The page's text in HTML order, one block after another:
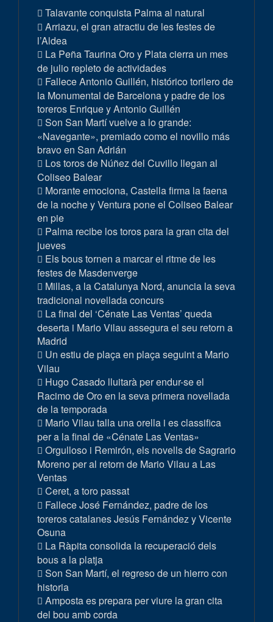
Talavante conquista Palma al natural
Arriazu, el gran atractiu de les festes de
l’Aldea
La Peña Taurina Oro y Plata cierra un mes
de julio repleto de actividades
Fallece Antonio Guillén, histórico torilero de
la Monumental de Barcelona y padre de los
toreros Enrique y Antonio Guillén
Son San Martí vuelve a lo grande:
«Navegante», premiado como el novillo más
bravo en San Adrián
Los toros de Núñez del Cuvillo llegan al
Coliseo Balear
Morante emociona, Castella firma la faena
de la noche y Ventura pone el Coliseo Balear
en pie
Palma recibe los toros para la gran cita del
jueves
Els bous tornen a marcar el ritme de les
festes de Masdenverge
Millas, a la Catalunya Nord, anuncia la seva
tradicional novellada concurs
La final del ‘Cénate Las Ventas’ queda
deserta i Mario Vilau assegura el seu retorn a
Madrid
Un estiu de plaça en plaça seguint a Mario
Vilau
Hugo Casado lluitarà per endur-se el
Racimo de Oro en la seva primera novellada
de la temporada
Mario Vilau talla una orella i es classifica
per a la final de «Cénate Las Ventas»
Orgulloso i Remirón, els novells de Sagrario
Moreno per al retorn de Mario Vilau a Las
Ventas
Ceret, a toro passat
Fallece José Fernández, padre de los
toreros catalanes Jesús Fernández y Vicente
Osuna
La Ràpita consolida la recuperació dels
bous a la platja
Son San Martí, el regreso de un hierro con
historia
Amposta es prepara per viure la gran cita
del bou amb corda